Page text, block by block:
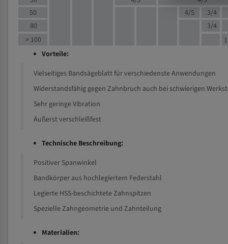
50
4/5 3/4
80
3/4
> 100
Vorteile:
Vielseitiges Bandsägeblatt für verschiedenste Anwendungen
Widerstandsfähig gegen Zahnbruch auch bei schwierigen
Sehr geringe Vibration
Äußerst verschleißfest
Technische Beschreibung:
Positiver Spanwinkel
Bandkörper aus hochlegiertem Federstahl
Legierte HSS-beschichtete Zahnspitzen
Spezielle Zahngeometrie und Zahnteilung
Materialien: